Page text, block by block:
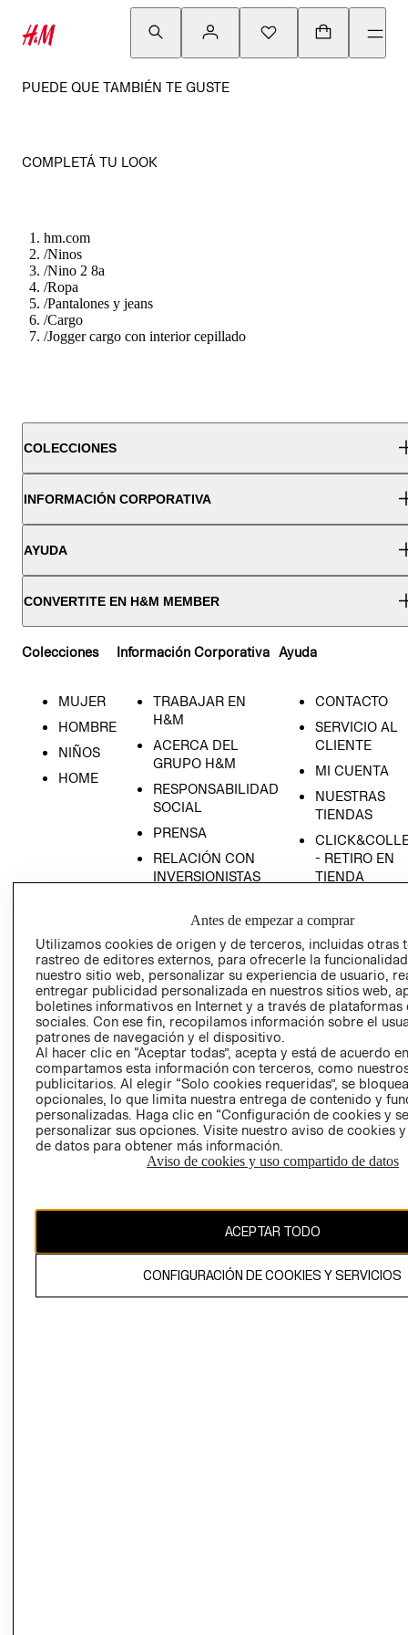
PUEDE QUE TAMBIÉN TE GUSTE
COMPLETÁ TU LOOK
hm.com
/Ninos
/Nino 2 8a
/Ropa
/Pantalones y jeans
/Cargo
/Jogger cargo con interior cepillado
COLECCIONES
INFORMACIÓN CORPORATIVA
AYUDA
CONVERTITE EN H&M MEMBER
Colecciones
MUJER
HOMBRE
NIÑOS
HOME
Información Corporativa
TRABAJAR EN
H&M
ACERCA DEL
GRUPO H&M
RESPONSABILIDAD
SOCIAL
PRENSA
RELACIÓN CON
INVERSIONISTAS
EMPRESARIAL
Ayuda
CONTACTO
SERVICIO AL
CLIENTE
MI CUENTA
NUESTRAS
TIENDAS
- RETIRO EN
TIENDA
CONDICIONES
AVISO DE
PRIVACIDAD
GIFT CARD
AVISO DE
El contenido de esta página web está protegido por copyright y es
Antes de empezar a comprar
Utilizamos cookies de origen y de terceros, incluidas otras
rastreo de editores externos, para ofrecerle la
nuestro sitio web, personalizar su experiencia de usuario,
entregar publicidad personalizada en nuestros sitios web,
boletines informativos en Internet y a través de plataformas
sociales. Con ese fin, recopilamos información sobre el
patrones de navegación y el dispositivo.
Al hacer clic en “Aceptar todas”, acepta y está de acuerdo
compartamos esta información con terceros, como
publicitarios. Al elegir “Solo cookies requeridas”, se
opcionales, lo que limita nuestra entrega de contenido y
personalizadas. Haga clic en “Configuración de cookies y
personalizar sus opciones. Visite nuestro aviso de cookies
de datos para obtener más información.
Aviso de cookies y uso compartido de datos
ACEPTAR TODO
CONFIGURACIÓN DE COOKIES Y SERVICIOS